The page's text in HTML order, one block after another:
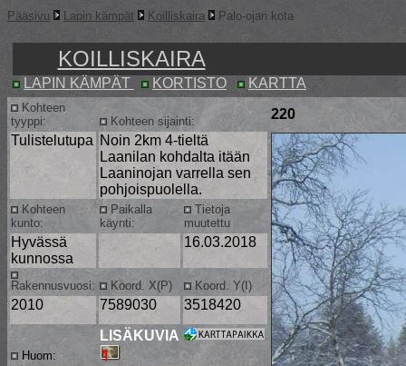
Pääsivu Lapin kämpät Koilliskaira Palo-ojan kota
KOILLISKAIRA
LAPIN KÄMPÄT KORTISTO KARTTA
Kohteen
tyyppi:
Kohteen sijainti:
220
Tulistelutupa Noin 2km 4-tieltä
Laanilan kohdalta itään
Laaninojan varrella sen
pohjoispuolella.
Kohteen
kunto:
Paikalla
käynti:
Tietoja
muutettu
Hyvässä
kunnossa
16.03.2018
Rakennusvuosi: Koord. X(P) Koord. Y(I)
2010 7589030 3518420
Huom:
LISÄKUVIA